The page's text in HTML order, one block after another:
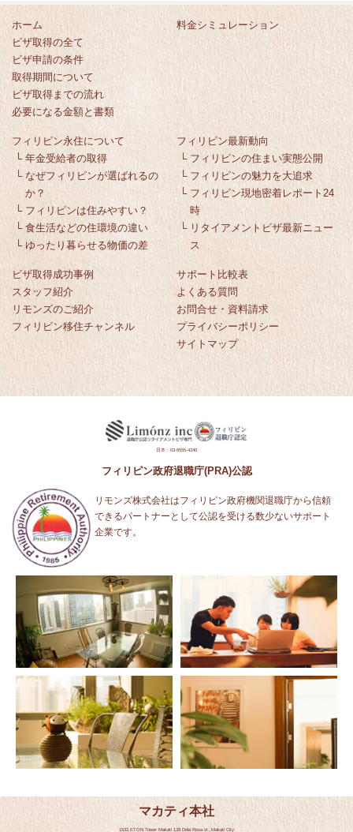
ホーム
ビザ取得の全て
ビザ申請の条件
取得期間について
ビザ取得までの流れ
必要になる金額と書類
料金シミュレーション
フィリピン永住について
└ 年金受給者の取得
└ なぜフィリピンが選ばれるの
か？
└ フィリピンは住みやすい？
└ 食生活などの住環境の違い
└ ゆったり暮らせる物価の差
フィリピン最新動向
└ フィリピンの住まい実態公開
└ フィリピンの魅力を大追求
└ フィリピン現地密着レポート24
時
└ リタイアメントビザ最新ニュー
ス
ビザ取得成功事例
スタッフ紹介
リモンズのご紹介
フィリピン移住チャンネル
サポート比較表
よくある質問
お問合せ・資料請求
プライバシーポリシー
サイトマップ
日本：03-6555-4240
フィリピン政府退職庁(PRA)公認
リモンズ株式会社はフィリピン政府機関退職庁から信頼
できるパートナーとして公認を受ける数少ないサポート
企業です。
マカティ本社
1532,ETON Tower Makati 128 Dela Rosa st.,Makati City